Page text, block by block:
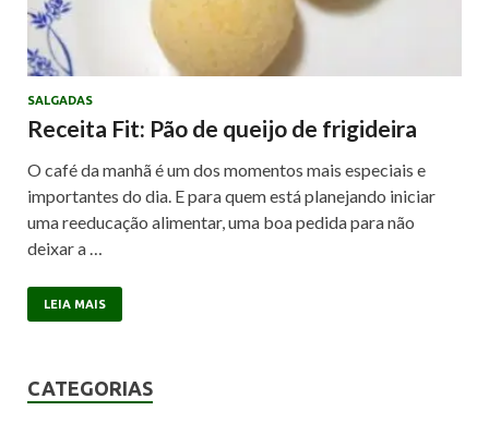
SALGADAS
Receita Fit: Pão de queijo de frigideira
O café da manhã é um dos momentos mais especiais e
importantes do dia. E para quem está planejando iniciar
uma reeducação alimentar, uma boa pedida para não
deixar a …
LEIA MAIS
CATEGORIAS